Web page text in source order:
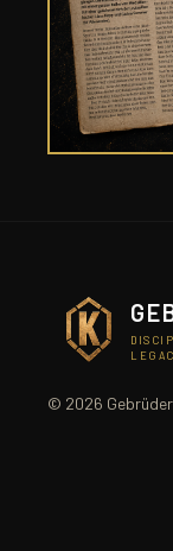
© 2026